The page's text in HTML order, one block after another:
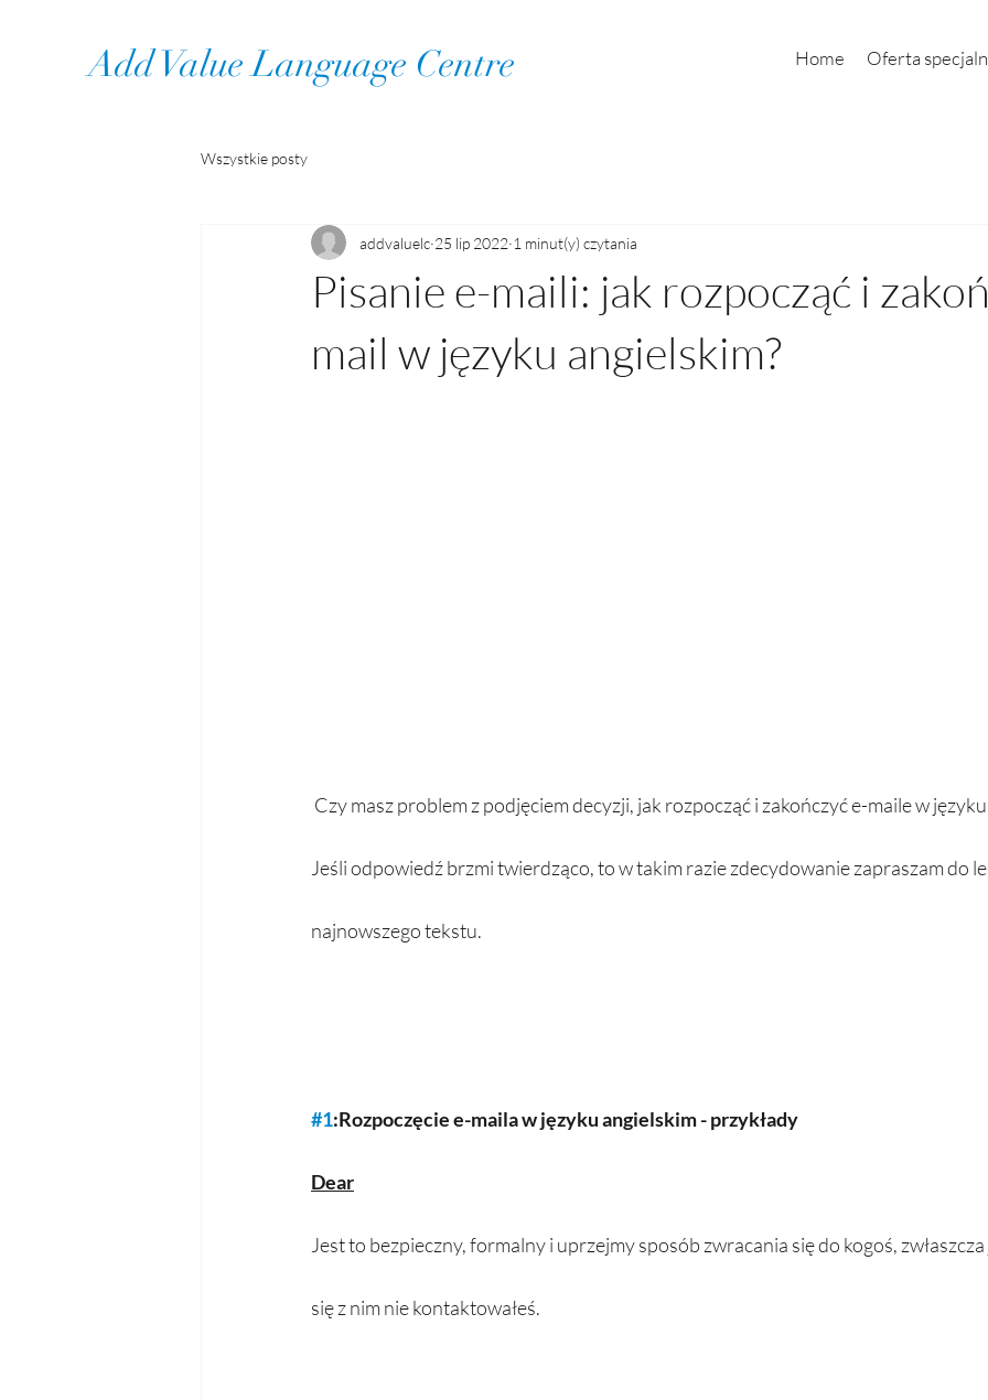
Add Value Language Centre Home Oferta
Wszystkie posty
Pisanie e-maili: jak rozpocząć i
mail w języku angielskim?
addvaluelc 25 lip 2022 1 minut(y) czytania
Jeśli odpowiedź brzmi twierdząco, to w takim razie zdecydowanie zapraszam do
najnowszego tekstu.
#1:Rozpoczęcie e-maila w języku angielskim - przykłady
Dear
Jest to bezpieczny, formalny i uprzejmy sposób zwracania się do kogoś,
się z nim nie kontaktowałeś.